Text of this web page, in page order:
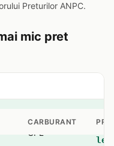
Preturilor ANPC.
mic pret
CARBURANT
GPL